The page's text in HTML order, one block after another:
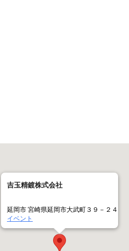
吉玉精鍍株式会社
延岡市 宮崎県延岡市大武町３９－２４
イベント